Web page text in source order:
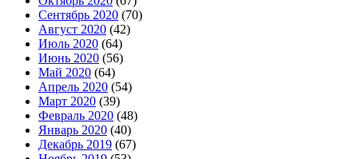
Сентябрь 2020 (70)
Август 2020 (42)
Июль 2020 (64)
Июнь 2020 (56)
Май 2020 (64)
Апрель 2020 (54)
Март 2020 (39)
Февраль 2020 (48)
Январь 2020 (40)
Декабрь 2019 (67)